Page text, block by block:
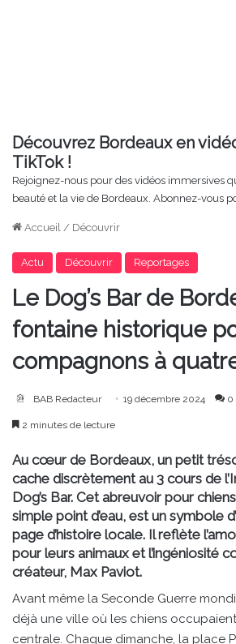
Découvrez Bordeaux en
TikTok !
Rejoignez-nous pour des vidéos immersives
beauté et la vie de Bordeaux. Abonnez-vous
Accueil / Découvrir
Actu Découvrir Reportages
Le Dog’s Bar de
fontaine historique
compagnons à
BAB Redacteur 19 décembre 2024 0
2 minutes de lecture
Au cœur de Bordeaux, un petit
cache discrètement au 3 cours de
Dog’s Bar. Cet abreuvoir pour
simple point d’eau, est un symbole
page d’histoire locale. Il reflète
pour leurs animaux et l’ingéniosité
créateur, Max Paviot.
Avant même la Seconde Guerre
déjà une ville où les chiens
centrale. Chaque dimanche, la place